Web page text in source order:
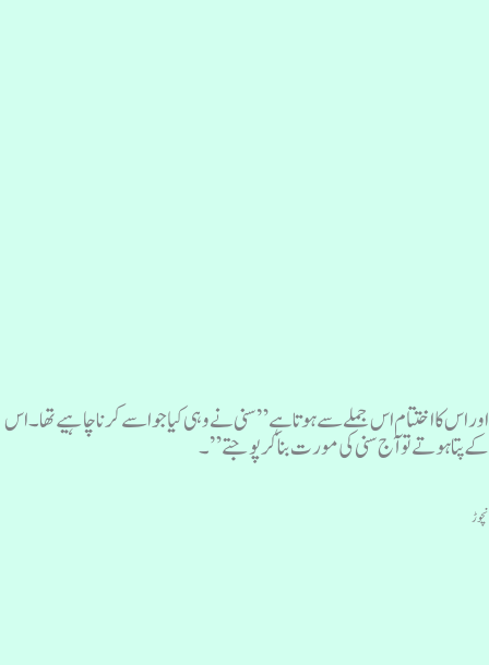
اوراس کا اختتام اس جملے سے ہوتا ہے”سنی نے وہی کیا جو اسے کرنا چاہیے تھا۔اس
کے پتا ہوتے تو آج سنی کی مورت بنا کر پوجتے”۔
نچوڑ